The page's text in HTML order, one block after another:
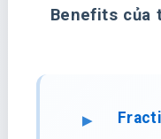
Benefits của